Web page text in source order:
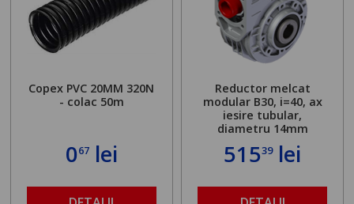
Copex PVC 20MM 320N
- colac 50m
067lei
Reductor melcat
modular B30, i=40, ax
iesire tubular,
diametru 14mm
51539lei